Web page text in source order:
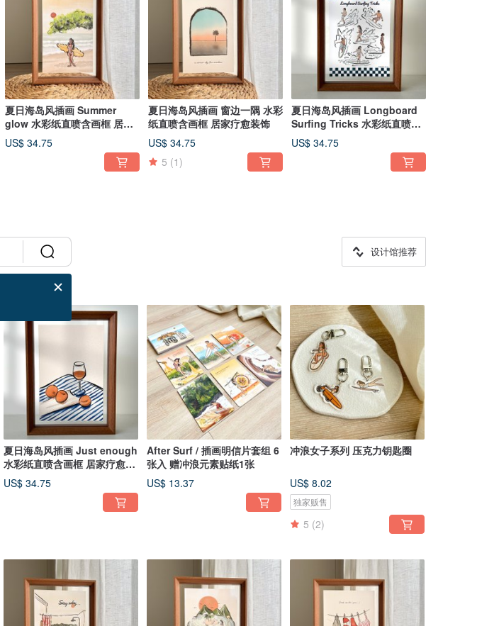
夏日海岛风插画 Summer
glow 水彩纸直喷含画框 居家
疗愈装饰
US$ 34.75
夏日海岛风插画 窗边一隅 水彩
纸直喷含画框 居家疗愈装饰
US$ 34.75
5 (1)
夏日海岛风插画 Longboard
Surfing Tricks 水彩纸直喷含
画框
US$ 34.75
设计馆推荐
夏日海岛风插画 Just enough
水彩纸直喷含画框 居家疗愈装
饰
US$ 34.75
After Surf / 插画明信片套组 6
张入 赠冲浪元素贴纸1张
US$ 13.37
冲浪女子系列 压克力钥匙圈
US$ 8.02
独家贩售
5 (2)